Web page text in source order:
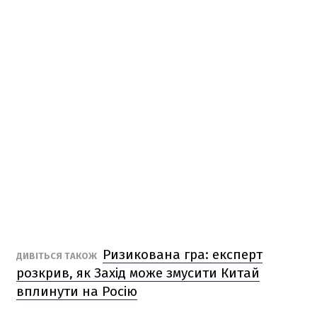
ДИВІТЬСЯ ТАКОЖ
Ризикована гра: експерт
розкрив, як Захід може змусити Китай
вплинути на Росію